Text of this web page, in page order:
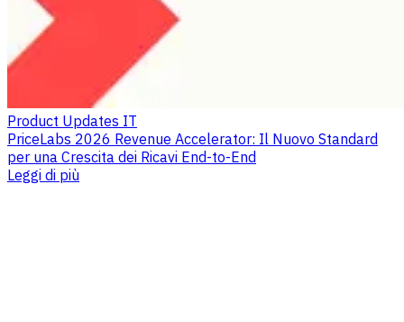
Product Updates IT
PriceLabs 2026 Revenue Accelerator: Il Nuovo Standard
per una Crescita dei Ricavi End-to-End
Leggi di più